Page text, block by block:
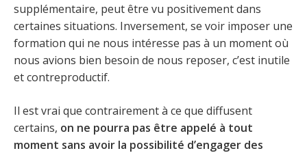
supplémentaire, peut être vu positivement dans
certaines situations. Inversement, se voir imposer une
formation qui ne nous intéresse pas à un moment où
nous avions bien besoin de nous reposer, c’est inutile
et contreproductif.
Il est vrai que contrairement à ce que diffusent
certains, on ne pourra pas être appelé à tout
moment sans avoir la possibilité d’engager des